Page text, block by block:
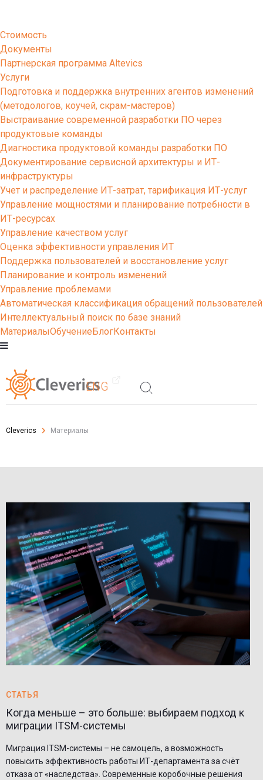
Стоимость
Документы
Партнерская программа Altevics
Услуги
Подготовка и поддержка внутренних агентов изменений
(методологов, коучей, скрам-мастеров)
Выстраивание современной разработки ПО через
продуктовые команды
Диагностика продуктовой команды разработки ПО
Документирование сервисной архитектуры и ИТ-
инфраструктуры
Учет и распределение ИТ-затрат, тарификация ИТ-услуг
Управление мощностями и планирование потребности в
ИТ-ресурсах
Управление качеством услуг
Оценка эффективности управления ИТ
Поддержка пользователей и восстановление услуг
Планирование и контроль изменений
Управление проблемами
Автоматическая классификация обращений пользователей
Интеллектуальный поиск по базе знаний
МатериалыОбучениеБлогКонтакты
ENG
Cleverics Материалы
СТАТЬЯ
Когда меньше – это больше: выбираем подход к
миграции ITSM-системы
Миграция ITSM-системы – не самоцель, а возможность
повысить эффективность работы ИТ-департамента за счёт
отказа от «наследства». Современные коробочные решения